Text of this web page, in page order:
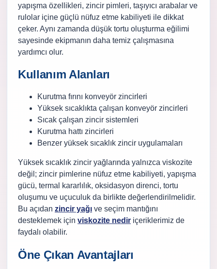
yapışma özellikleri, zincir pimleri, taşıyıcı arabalar ve
rulolar içine güçlü nüfuz etme kabiliyeti ile dikkat
çeker. Aynı zamanda düşük tortu oluşturma eğilimi
sayesinde ekipmanın daha temiz çalışmasına
yardımcı olur.
Kullanım Alanları
Kurutma fırını konveyör zincirleri
Yüksek sıcaklıkta çalışan konveyör zincirleri
Sıcak çalışan zincir sistemleri
Kurutma hattı zincirleri
Benzer yüksek sıcaklık zincir uygulamaları
Yüksek sıcaklık zincir yağlarında yalnızca viskozite
değil; zincir pimlerine nüfuz etme kabiliyeti, yapışma
gücü, termal kararlılık, oksidasyon direnci, tortu
oluşumu ve uçuculuk da birlikte değerlendirilmelidir.
Bu açıdan zincir yağı ve seçim mantığını
desteklemek için viskozite nedir içeriklerimiz de
faydalı olabilir.
Öne Çıkan Avantajları